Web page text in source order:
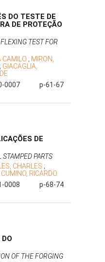
DO TESTE DE
DE PROTEÇÃO
TEST FOR
CAMILO ; MIRON,
; GIACAGLIA,
0007
p-61-67
DE
PARTS
CHARLES ;
CUMINO, RICARDO
0008
p-68-74
OF THE FORGING